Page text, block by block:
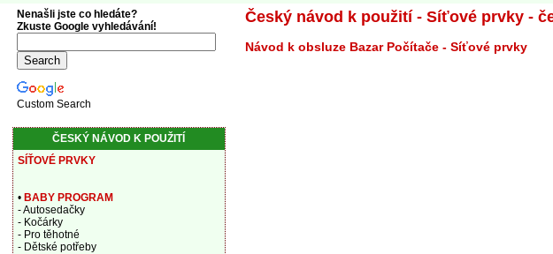
Český návod k použití - Síťové prvky -
Návod k obsluze Bazar Počítače - Síťové prvky
Nenašli jste co hledáte?
Zkuste Google vyhledávání!
Custom Search
ČESKÝ NÁVOD K POUŽITÍ
SÍŤOVÉ PRVKY
• BABY PROGRAM
- Autosedačky
- Kočárky
- Pro těhotné
- Dětské potřeby